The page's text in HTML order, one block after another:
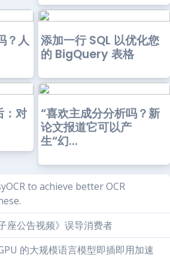
？人
添加一行 SQL 以优化您
的 BigQuery 表格
：对
“喜欢主成分分析吗？新
论文报道它可以产
生“幻...
to achieve better OCR
座公告视频》误导消费者
的大规模语言模型即插即用加速